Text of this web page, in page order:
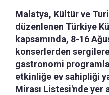
Malatya, Kültür ve
düzenlenen Türkiye
kapsamında, 8-16
konserlerden
gastronomi
etkinliğe ev sahipliği
Mirası Listesi'nde yer